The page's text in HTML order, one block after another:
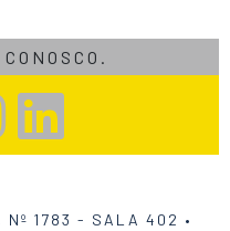
CONOSCO.
Nº 1783 - SALA 402 •